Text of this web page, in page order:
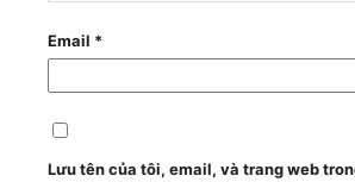
Email *
Lưu tên của tôi, email, và trang web